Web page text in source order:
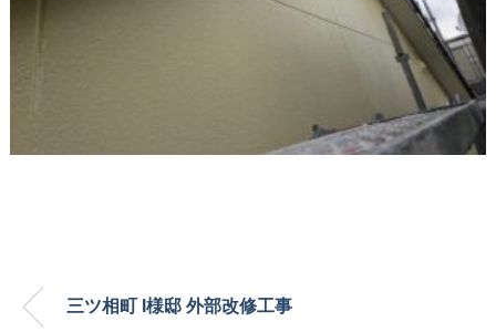
三ツ相町 I様邸 外部改修工事